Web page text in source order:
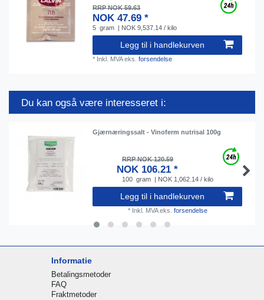
RRP NOK 59.63
NOK 47.69 *
5 gram | NOK 9,537.14 / kilo
Legg til i handlekurven
* Inkl. MVAeks.forsendelse
Du kan også være interesseret i:
Gjærnæringssalt - Vinoferm nutrisal 100g
RRP NOK 120.59
NOK 106.21 *
100 gram | NOK 1,062.14 / kilo
Legg til i handlekurven
* Inkl. MVAeks. forsendelse
Informatie
Betalingsmetoder
FAQ
Fraktmetoder